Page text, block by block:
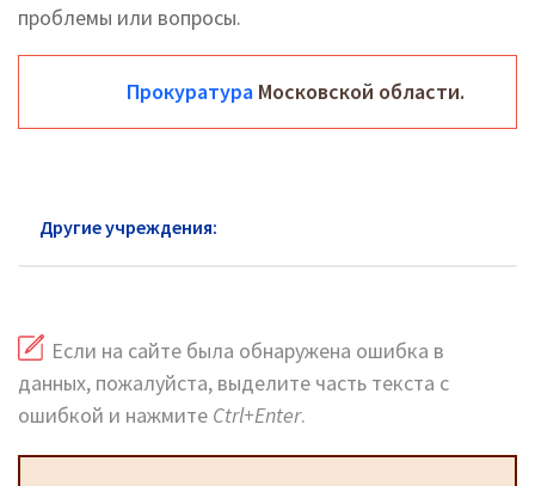
проблемы или вопросы.
Прокуратура Московской области.
Другие учреждения:
Если на сайте была обнаружена ошибка в
данных, пожалуйста, выделите часть текста с
ошибкой и нажмите Ctrl+Enter.